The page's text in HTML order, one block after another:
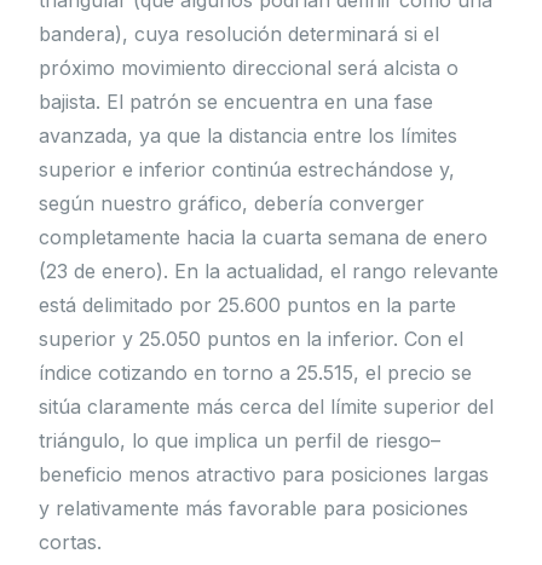
bandera), cuya resolución determinará si el
próximo movimiento direccional será alcista o
bajista. El patrón se encuentra en una fase
avanzada, ya que la distancia entre los límites
superior e inferior continúa estrechándose y,
según nuestro gráfico, debería converger
completamente hacia la cuarta semana de enero
(23 de enero). En la actualidad, el rango relevante
está delimitado por 25.600 puntos en la parte
superior y 25.050 puntos en la inferior. Con el
índice cotizando en torno a 25.515, el precio se
sitúa claramente más cerca del límite superior del
triángulo, lo que implica un perfil de riesgo–
beneficio menos atractivo para posiciones largas
y relativamente más favorable para posiciones
cortas.